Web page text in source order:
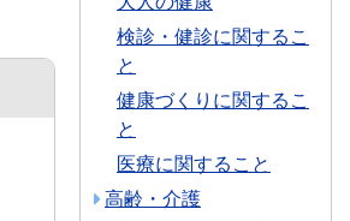
検診・健診に関するこ
と
健康づくりに関するこ
と
医療に関すること
高齢・介護